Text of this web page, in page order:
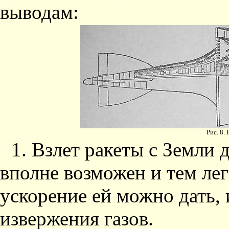
выводам:
Рис. 8.
1. Взлет ракеты с Земли
вполне возможен и тем
ускорение ей можно дать,
извержения газов.